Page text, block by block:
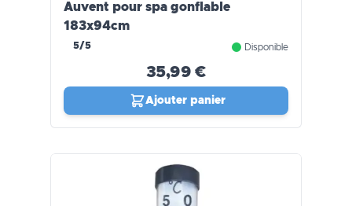
Auvent pour spa gonflable
183x94cm
5/5 Disponible
35,99 €
Ajouter panier